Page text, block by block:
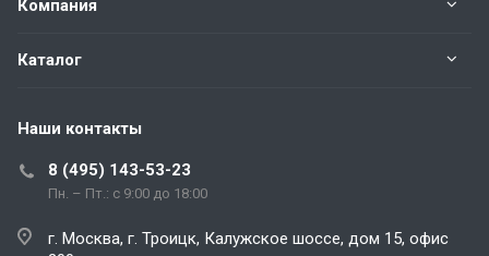
Компания
Каталог
Наши контакты
8 (495) 143-53-23
Пн. – Пт.: с 9:00 до 18:00
г. Москва, г. Троицк, Калужское шоссе, дом 15, офис